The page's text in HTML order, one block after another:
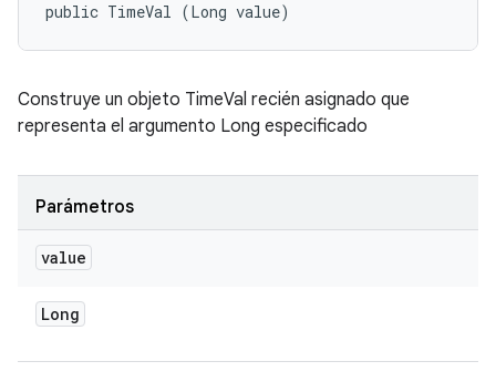
public TimeVal (Long value)
Construye un objeto TimeVal recién asignado que
representa el argumento Long especificado
Parámetros
value
Long